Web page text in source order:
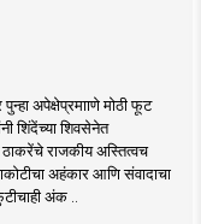
पुन्हा अपेक्षेप्रमााणे मोठी फूट
शिंदेंच्या शिवसेनेत
राजकीय अस्तित्वच
अहंकार आणि संवादाचा
अंक ..